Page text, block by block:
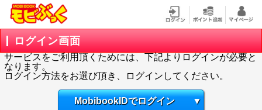
ログイン画面
サービスをご利用頂くためには、下記よりログインが必要と
なります。
ログイン方法をお選び頂き、ログインしてください。
MobibookIDでログイン ▼